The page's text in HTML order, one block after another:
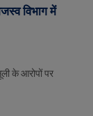
विभाग में
के आरोपों पर